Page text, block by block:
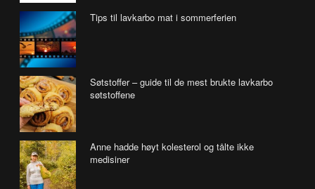
Tips til lavkarbo mat i sommerferien
Søtstoffer – guide til de mest brukte lavkarbo
søtstoffene
Anne hadde høyt kolesterol og tålte ikke
medisiner